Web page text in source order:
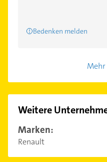
Bedenken melden
Mehr
Weitere
Marken:
Renault